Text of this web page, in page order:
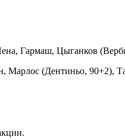
Гармаш, Цыганков
Марлос (Дентиньо, 90+2),